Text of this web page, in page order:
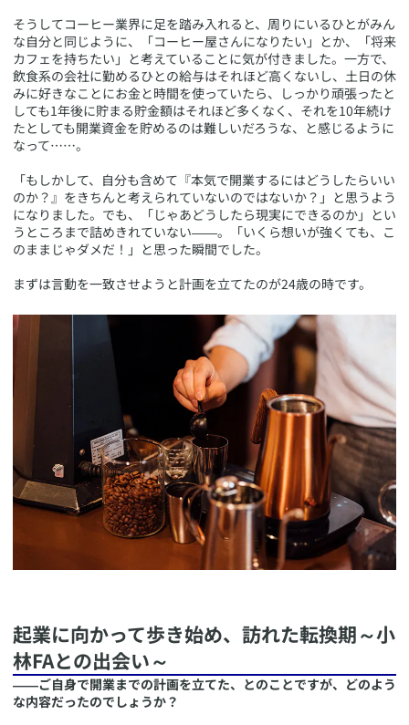
そうしてコーヒー業界に足を踏み入れると、周りにいるひとがみん
な自分と同じように、「コーヒー屋さんになりたい」とか、「将来
カフェを持ちたい」と考えていることに気が付きました。一方で、
飲食系の会社に勤めるひとの給与はそれほど高くないし、土日の休
みに好きなことにお金と時間を使っていたら、しっかり頑張ったと
しても1年後に貯まる貯金額はそれほど多くなく、それを10年続け
たとしても開業資金を貯めるのは難しいだろうな、と感じるように
なって……。
「もしかして、自分も含めて『本気で開業するにはどうしたらいい
のか？』をきちんと考えられていないのではないか？」と思うよう
になりました。でも、「じゃあどうしたら現実にできるのか」とい
うところまで詰めきれていない――。「いくら想いが強くても、こ
のままじゃダメだ！」と思った瞬間でした。
まずは言動を一致させようと計画を立てたのが24歳の時です。
​起業に向かって歩き始め、訪れた転換期～小
林FAとの出会い～
――ご自身で開業までの計画を立てた、とのことですが、どのよう
な内容だったのでしょうか？